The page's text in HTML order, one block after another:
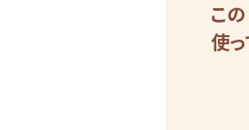
こ
使っ